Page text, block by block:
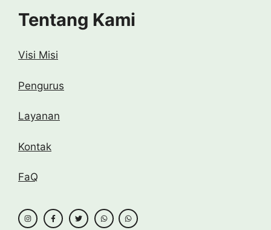
Tentang Kami
Visi Misi
Pengurus
Layanan
Kontak
FaQ